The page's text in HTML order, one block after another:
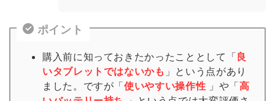
ポイント
購入前に知っておきたかったこととして「良
いタブレットではないかも 」という点があり
ました。ですが「使いやすい操作性 」や「高